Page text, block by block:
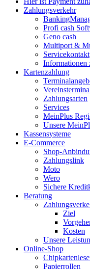
Zahlungsverkehr
Profi cash
Geno cash
Multiport &
Servicekontakt
Informationen
Kartenzahlung
Zahlungsarten
Services
MeinPlus
Unsere
Kassensysteme
E-Commerce
Shop-
Zahlungslink
Moto
Wero
Sichere
Beratung
Ziel
Kosten
Unsere
Online-Shop
Papierrollen